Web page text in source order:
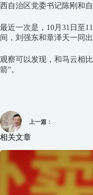
西自治区党委书记陈刚和
最近一次是，10月31日至
间，刘强东和章泽天一同
观察可以发现，和马云相
箭”。
上一篇：
相关文章